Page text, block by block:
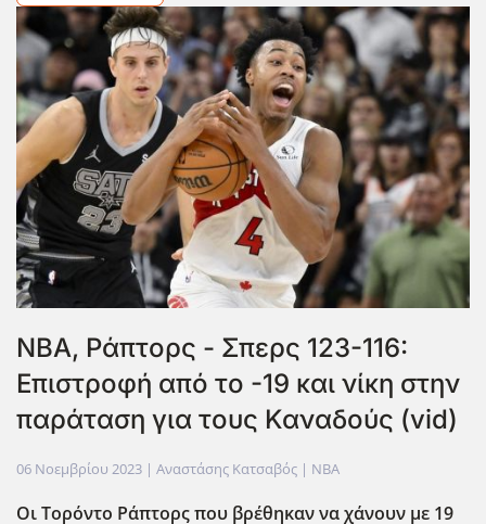
NBA, Ράπτορς - Σπερς 123-116:
Επιστροφή από το -19 και νίκη στην
παράταση για τους Καναδούς (vid)
06 Νοεμβρίου 2023 | Αναστάσης Κατσαβός | NBA
Οι Τορόντο Ράπτορς που βρέθηκαν να χάνουν με 19